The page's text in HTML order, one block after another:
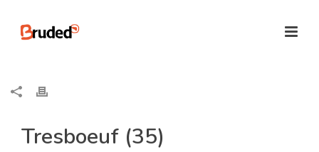
Tresboeuf (35)